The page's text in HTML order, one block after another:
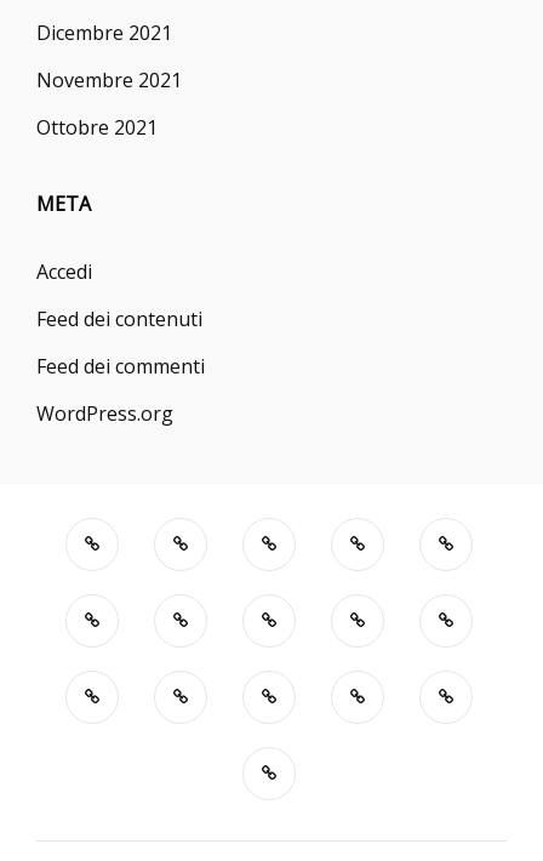
Dicembre 2021
Novembre 2021
Ottobre 2021
META
Accedi
Feed dei contenuti
Feed dei commenti
WordPress.org